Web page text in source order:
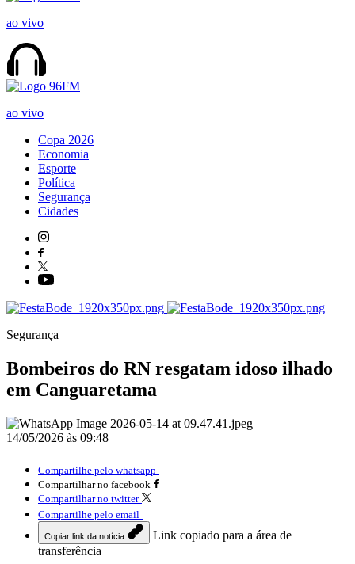
ao vivo
ao vivo
Copa 2026
Economia
Esporte
Política
Segurança
Cidades
Segurança
Bombeiros do RN resgatam idoso ilhado
em Canguaretama
14/05/2026 às 09:48
Compartilhe pelo whatsapp
Compartilhar no facebook
Compartilhar no twitter
Compartilhe pelo email
Copiar link da notícia
Link copiado para a área de
transferência